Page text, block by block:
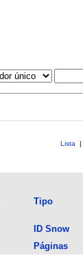
Lista |
Tipo
ID Snow
Páginas